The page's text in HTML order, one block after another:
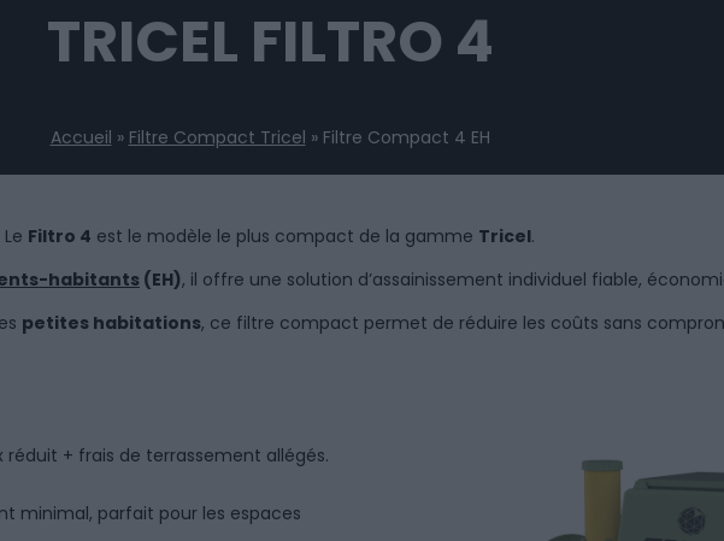
TRICEL FILTRO 4
Accueil » Filtre Compact Tricel » Filtre Compact 4 EH
Le Filtro 4 est le modèle le plus compact de la gamme Tricel.
habitants (EH), il offre une solution d’assainissement individuel fiable,
petites habitations, ce filtre compact permet de réduire les coûts sans
+ frais de terrassement allégés.
minimal, parfait pour les espaces